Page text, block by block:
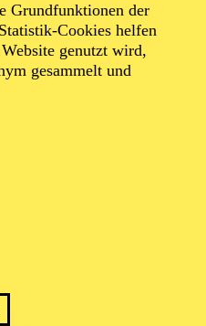
Grundfunktionen der
Cookies helfen
genutzt wird,
gesammelt und
Rösch
aufgewachsen und hat
an der Hochschule für
Dramaturgieassistentin
auch selbstständig